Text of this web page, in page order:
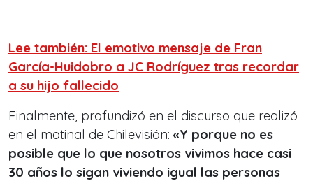
Lee también: El emotivo mensaje de Fran
García-Huidobro a JC Rodríguez tras recordar
a su hijo fallecido
Finalmente, profundizó en el discurso que realizó
en el matinal de Chilevisión: «Y porque no es
posible que lo que nosotros vivimos hace casi
30 años lo sigan viviendo igual las personas